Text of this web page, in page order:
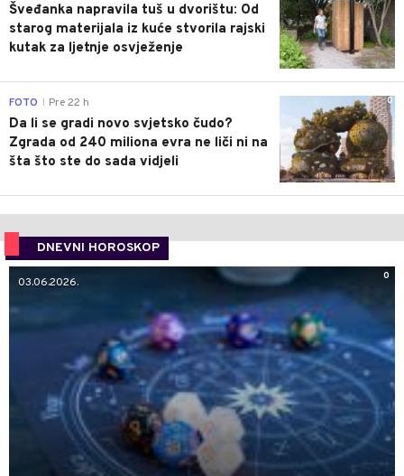
Šveđanka napravila tuš u dvorištu: Od
starog materijala iz kuće stvorila rajski
kutak za ljetnje osvježenje
0
FOTO Pre 22 h
Da li se gradi novo svjetsko čudo?
Zgrada od 240 miliona evra ne liči ni na
šta što ste do sada vidjeli
DNEVNI HOROSKOP
0
03.06.2026.